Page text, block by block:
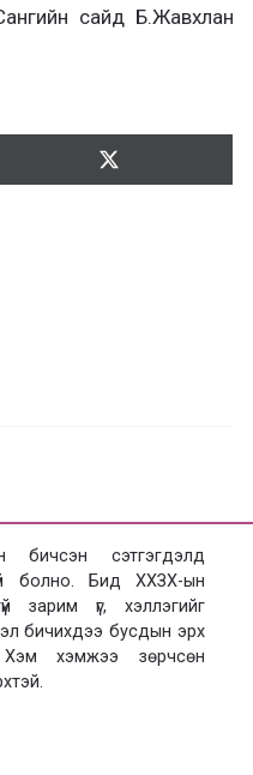
сайд Б.Жавхлан
Түгээх:
Т
ү
бичсэн сэтгэгдэлд
болно. Бид ХХЗХ-ын
зарим үг, хэллэгийг
бичихдээ бусдын эрх
Хэм хэмжээ зөрчсөн